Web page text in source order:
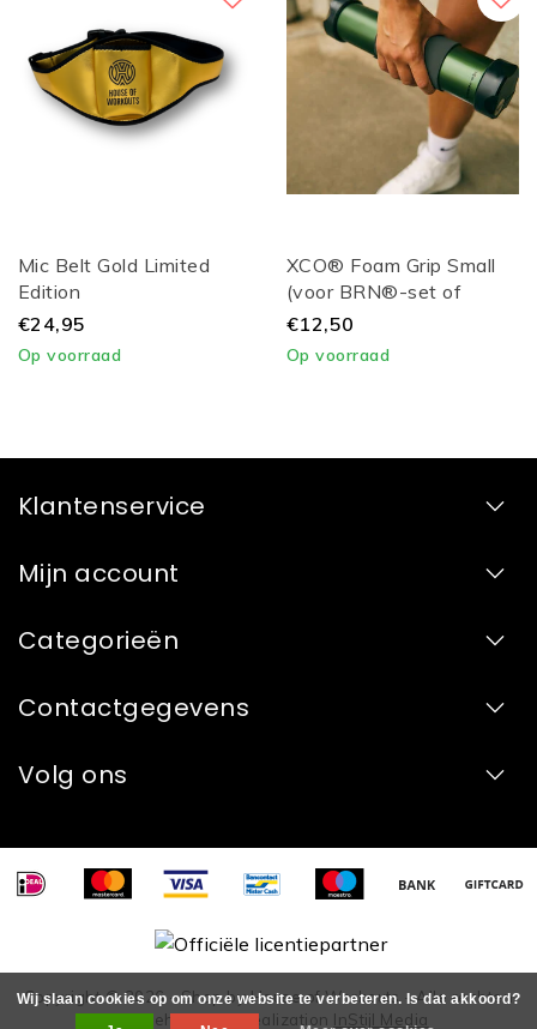
Mic Belt Gold Limited
Edition
€24,95
Op voorraad
XCO® Foam Grip Small
(voor BRN®-set of
XCO® S / M)
€12,50
Op voorraad
Klantenservice
Mijn account
Categorieën
Contactgegevens
Volg ons
Copyright © 2026 - Shop by House of Workouts - Alle rechten
voorbehouden - Realization InStijl Media
Wij slaan cookies op om onze website te verbeteren. Is dat akkoord?